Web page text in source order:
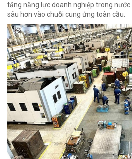
tăng năng lực doanh nghiệp trong
sâu hơn vào chuỗi cung ứng toàn cầu.